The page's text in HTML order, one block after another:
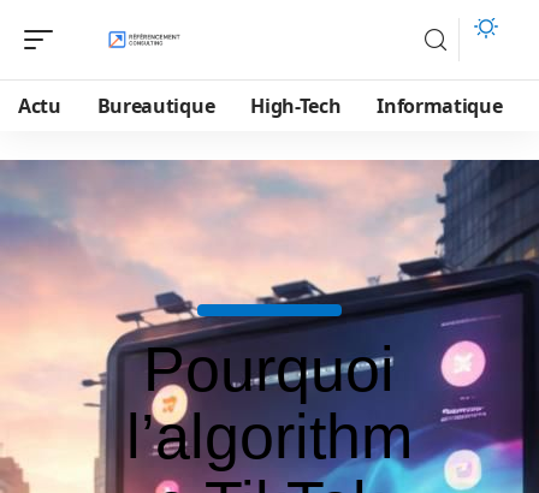
Actu Bureautique High-Tech Informatique
Pourquoi
l’algorithm